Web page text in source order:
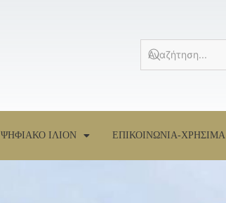
ΨΗΦΙΑΚΟ ΙΛΙΟΝ ΕΠΙΚΟΙΝΩΝΙΑ-ΧΡΗΣΙΜΑ